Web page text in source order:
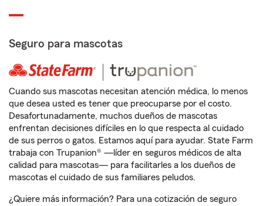
Seguro para mascotas
Cuando sus mascotas necesitan atención médica, lo menos
que desea usted es tener que preocuparse por el costo.
Desafortunadamente, muchos dueños de mascotas
enfrentan decisiones difíciles en lo que respecta al cuidado
de sus perros o gatos. Estamos aquí para ayudar. State Farm
trabaja con Trupanion® —líder en seguros médicos de alta
calidad para mascotas— para facilitarles a los dueños de
mascotas el cuidado de sus familiares peludos.
¿Quiere más información? Para una cotización de seguro